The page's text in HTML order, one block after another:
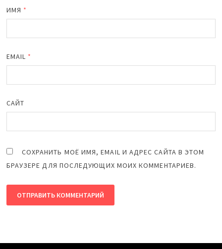
ИМЯ *
EMAIL *
САЙТ
СОХРАНИТЬ МОЁ ИМЯ, EMAIL И АДРЕС САЙТА В ЭТОМ
БРАУЗЕРЕ ДЛЯ ПОСЛЕДУЮЩИХ МОИХ КОММЕНТАРИЕВ.